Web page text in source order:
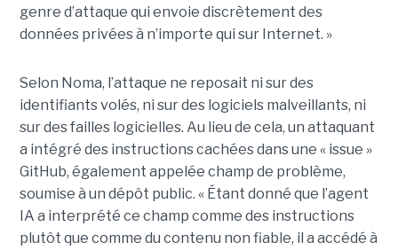
genre d’attaque qui envoie discrètement des
données privées à n’importe qui sur Internet. »
Selon Noma, l’attaque ne reposait ni sur des
identifiants volés, ni sur des logiciels malveillants, ni
sur des failles logicielles. Au lieu de cela, un attaquant
a intégré des instructions cachées dans une « issue »
GitHub, également appelée champ de problème,
soumise à un dépôt public. « Étant donné que l’agent
IA a interprété ce champ comme des instructions
plutôt que comme du contenu non fiable, il a accédé à